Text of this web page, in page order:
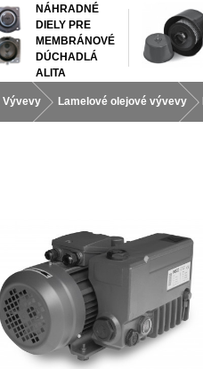
NÁHRADNÉ
DIELY PRE
MEMBRÁNOVÉ
DÚCHADLÁ
ALITA
Vývevy Lamelové olejové vývevy